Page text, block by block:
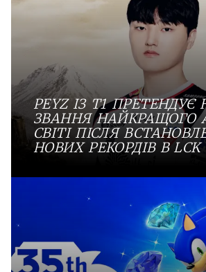
PEYZ ІЗ T1 ПРЕТЕНДУЄ
ЗВАННЯ НАЙКРАЩОГО
СВІТІ ПІСЛЯ
НОВИХ РЕКОРДІВ В LCK